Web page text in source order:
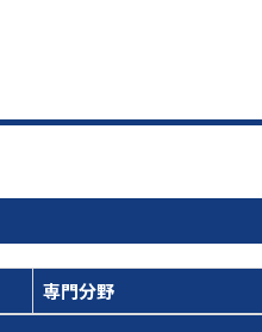
専門分野